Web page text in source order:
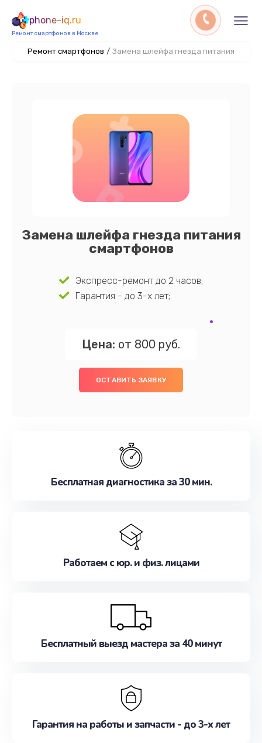
phone-iq.ru
Ремонт смартфонов в Москве
Ремонт смартфонов / Замена шлейфа гнезда питания
Замена шлейфа гнезда питания
смартфонов
Экспресс-ремонт до 2 часов;
Гарантия - до 3-х лет;
Цена: от 800 руб.
ОСТАВИТЬ ЗАЯВКУ
Бесплатная диагностика за 30 мин.
Работаем с юр. и физ. лицами
Бесплатный выезд мастера за 40 минут
Гарантия на работы и запчасти - до 3-х лет